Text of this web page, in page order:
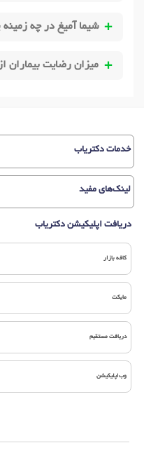
شیما آمیغ در چه
میزان رضایت بیماران
خدمات دکتریاب
لینک‌های مفید
دریافت اپلیکیشن دکتریاب
کافه بازار
مایکت
دریافت مستقیم
وب‌اپلیکیشن